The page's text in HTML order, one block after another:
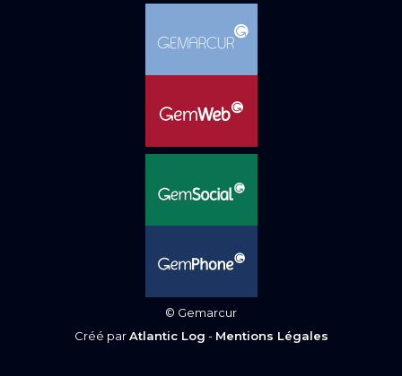
© Gemarcur
Créé parAtlantic Log - Mentions Légales